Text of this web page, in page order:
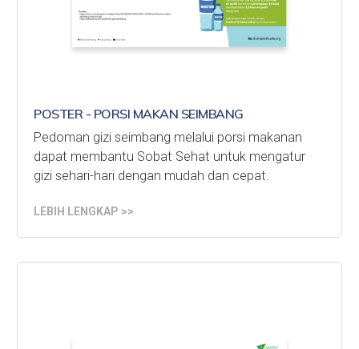
POSTER - PORSI MAKAN SEIMBANG
Pedoman gizi seimbang melalui porsi makanan
dapat membantu Sobat Sehat untuk mengatur
gizi sehari-hari dengan mudah dan cepat.
LEBIH LENGKAP >>